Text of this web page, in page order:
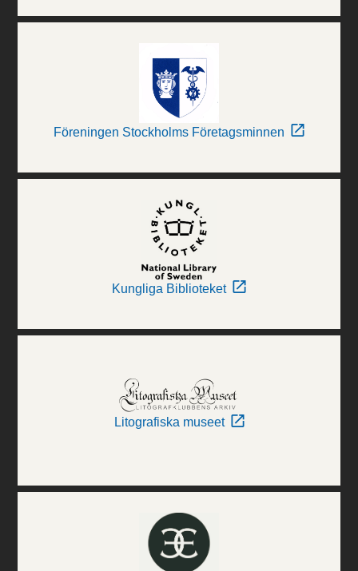
Föreningen Stockholms Företagsminnen
Kungliga Biblioteket
Litografiska museet